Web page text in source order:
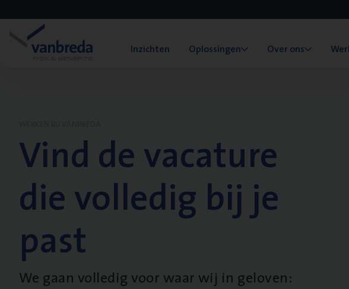
Inzichten Oplossingen Over ons
Vind de vacature
die volledig bij je
past
We gaan volledig voor waar wij in geloven: